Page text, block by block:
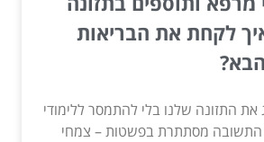
איך לקחת את הבריאות
התזונה שלנו בלי להתמסר ללימודי
התשובה מסתתרת בפשטות – צמחי